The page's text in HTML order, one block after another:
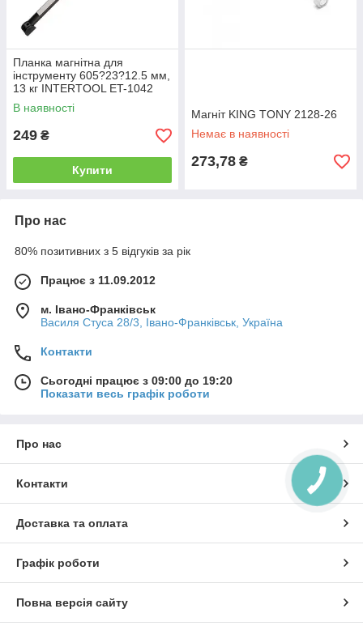
Планка магнітна для
інструменту 605?23?12.5 мм,
13 кг INTERTOOL ET-1042
В наявності
249 ₴
Купити
Магніт KING TONY 2128-26
Немає в наявності
273,78 ₴
Про нас
80% позитивних з 5 відгуків за рік
Працює з 11.09.2012
м. Івано-Франківськ
Василя Стуса 28/3, Івано-Франківськ, Україна
Контакти
Сьогодні працює з 09:00 до 19:20
Показати весь графік роботи
Про нас
Контакти
Доставка та оплата
Графік роботи
Повна версія сайту